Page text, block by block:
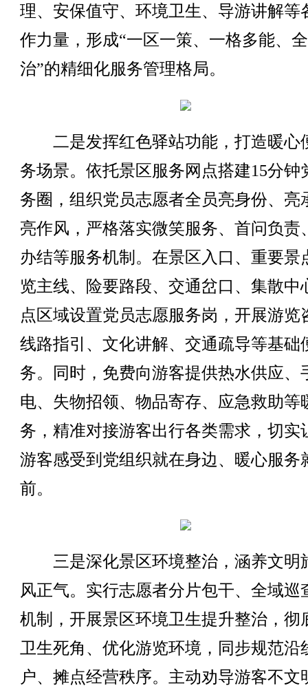
理、安保值守、环境卫生、导游讲解等
作力量，形成“一区一策、一格多能、
治”的精细化服务管理格局。
二是发挥红色驿站功能，打造暖心
务场景。依托景区服务网点搭建15分钟
务圈，组织党员志愿者全员亮身份、亮
亮作风，严格落实微笑服务、首问负责
办结等服务机制。在景区入口、重要景
览主线、险要路段、交通岔口、集散中
点区域设置党员志愿服务岗，开展游览
线路指引、文化讲解、交通疏导等基础
务。同时，免费向游客提供热水供应、
电、失物招领、物品寄存、应急救助等
务，精准对接游客出行各类需求，切实
游客感受到党组织就在身边、暖心服务
前。
三是深化景区环境整治，涵养文明
风正气。实行志愿者分片包干、全域巡
机制，开展景区环境卫生提升整治，彻
卫生死角、优化游览环境，同步规范沿
户、摊点经营秩序。主动劝导游客不文